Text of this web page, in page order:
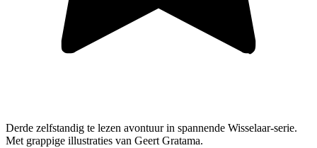
Derde zelfstandig te lezen avontuur in spannende Wisselaar-serie.
Met grappige illustraties van Geert Gratama.